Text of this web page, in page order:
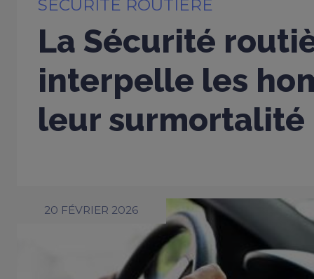
SÉCURITÉ ROUTIÈRE
La Sécurité
interpelle les
leur
20 FÉVRIER 2026